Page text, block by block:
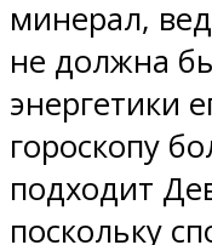
минерал,
не должна
энергетики
гороскопу
подходит
поскольку